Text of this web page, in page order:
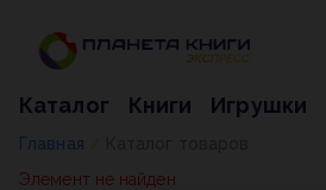
Каталог Книги Игрушки
Главная
Элемент не найден